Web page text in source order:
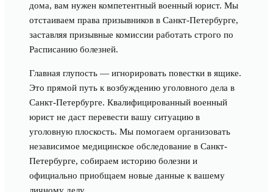
дома, вам нужен компетентный военный юрист. Мы
отстаиваем права призывников в Санкт-Петербурге,
заставляя призывные комиссии работать строго по
Расписанию болезней.
Главная глупость — игнорировать повестки в ящике.
Это прямой путь к возбуждению уголовного дела в
Санкт-Петербурге. Квалифицированный военный
юрист не даст перевести вашу ситуацию в
уголовную плоскость. Мы помогаем организовать
независимое медицинское обследование в Санкт-
Петербурге, собираем историю болезни и
официально приобщаем новые данные к вашему